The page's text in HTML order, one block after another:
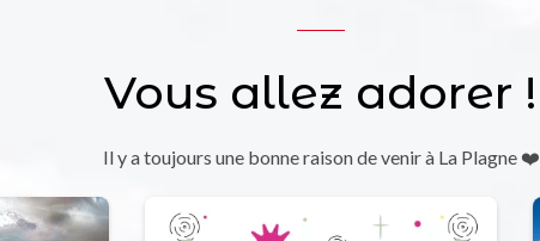
Vous allez adorer !
Il y a toujours une bonne raison de venir à La Plagne ❤️